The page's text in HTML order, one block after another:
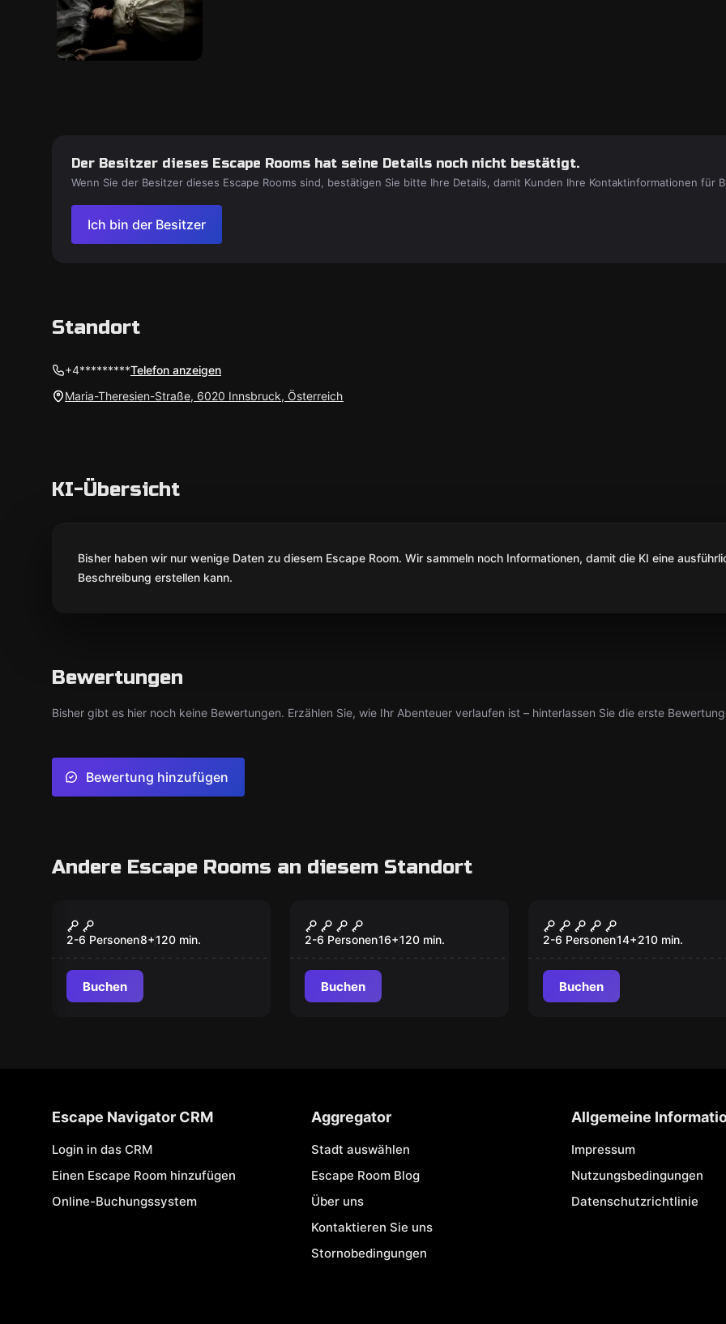
Der Besitzer dieses Escape Rooms hat seine Details noch nicht bestätigt.
Wenn Sie der Besitzer dieses Escape Rooms sind, bestätigen Sie bitte Ihre Details, damit Kunden Ihre Kontaktinformationen für
Ich bin der Besitzer
Standort
+4*********Telefon anzeigen
Maria-Theresien-Straße, 6020 Innsbruck, Österreich
KI-Übersicht
Bisher haben wir nur wenige Daten zu diesem Escape Room. Wir sammeln noch Informationen, damit die KI eine
Beschreibung erstellen kann.
Bewertungen
Bisher gibt es hier noch keine Bewertungen. Erzählen Sie, wie Ihr Abenteuer verlaufen ist – hinterlassen Sie die erste
Bewertung hinzufügen
Andere Escape Rooms an diesem Standort
Magische Verfolgung
2-6 Personen8+120 min.
Buchen
Blutiges Geheimnis
2-6 Personen16+120 min.
Buchen
Verraten, vermisst,
[vergessen]
2-6 Personen14+210 min.
Buchen
Escape Navigator CRM
Login in das CRM
Einen Escape Room hinzufügen
Online-Buchungssystem
Aggregator
Stadt auswählen
Escape Room Blog
Über uns
Kontaktieren Sie uns
Stornobedingungen
Allgemeine
Impressum
Nutzungsbedingungen
Datenschutzrichtlinie